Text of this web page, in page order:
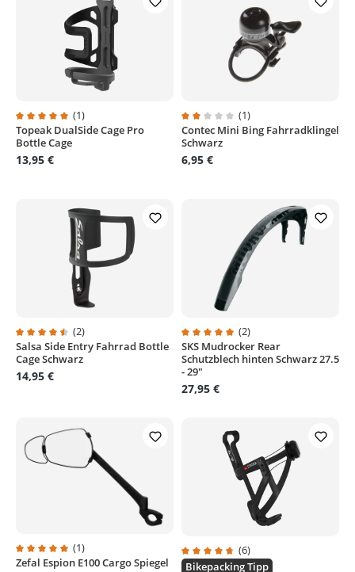
Durchschnittliche Bewertung von 5 von 5 Sternen
(1)
Topeak DualSide Cage Pro
Bottle Cage
13,95 €
Durchschnittliche Bewertung
(1)
Contec Mini Bing Fahrradklingel
Schwarz
6,95 €
Durchschnittliche Bewertung von 4.5 von 5 Sternen
(2)
Salsa Side Entry Fahrrad Bottle
Cage Schwarz
14,95 €
Durchschnittliche Bewertung
(2)
SKS Mudrocker Rear
Schutzblech hinten Schwarz 27.5
- 29"
27,95 €
Durchschnittliche Bewertung von 5 von 5 Sternen
(1)
Zefal Espion E100 Cargo Spiegel
Durchschnittliche Bewertung
(6)
Bikepacking Tipp